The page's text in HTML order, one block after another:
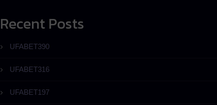
Recent Posts
UFABET390
UFABET316
UFABET197